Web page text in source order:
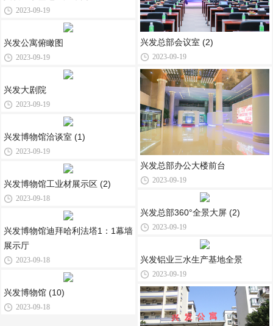
2023-09-19
兴发公寓俯瞰图
2023-09-19
兴发大剧院
2023-09-19
兴发博物馆洽谈室 (1)
2023-09-19
兴发博物馆工业材展示区 (2)
2023-09-18
兴发博物馆迪拜哈利法塔1：1幕墙
展示厅
2023-09-18
兴发博物馆 (10)
2023-09-18
兴发总部会议室 (2)
2023-09-19
兴发总部办公大楼前台
2023-09-19
兴发总部360°全景大屏 (2)
2023-09-19
兴发铝业三水生产基地全景
2023-09-19